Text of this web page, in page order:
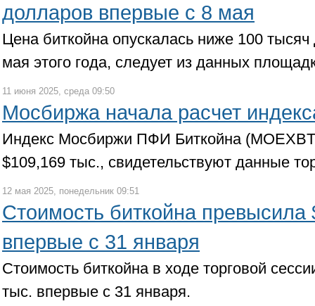
долларов впервые с 8 мая
Цена биткойна опускалась ниже 100
мая этого года, следует из данных
11 июня 2025, среда 09:50
Мосбиржа начала расчет
Индекс Мосбиржи ПФИ Биткойна
$109,169 тыс., свидетельствуют данные
12 мая 2025, понедельник 09:51
Стоимость биткойна превысила
впервые с 31 января
Стоимость биткойна в ходе торговой
тыс. впервые с 31 января.